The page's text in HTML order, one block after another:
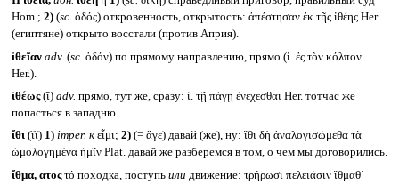
Hom.; 2)(sc. ὁδός) откровенность, открытость: ἀπέστησαν ἐκ τῆς ἰθέης Her.
(египтяне) открыто восстали (против Априя).
ἰθεῖαν adv. (sc. ὀδόν) по прямому направлению, прямо (ἰ. ἐς τὸν κόλπον
Her.).
ἰθέως(ῑ) adv. прямо, тут же, сразу: ἰ. τῇ πάγῃ ἐνεχεσθαι Her. тотчас же
попасться в западню.
ἴθι (ῐῐ) 1) imper. кεἶμι; 2)(= ἄγε) давай (же), ну: ἴθι δὴ ἀναλογισώμεθα τὰ
ὡμολογημένα ἡμῖν Plat. давай же разберемся в том, о чем мы договорились.
ἴθμα, ατοςτό походка, поступь или движение: τρήρωσι πελειάσιν ἴθμαθ᾽